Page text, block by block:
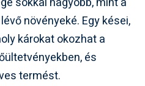
növényeké. Egy kései,
károkat okozhat a
és
termést.